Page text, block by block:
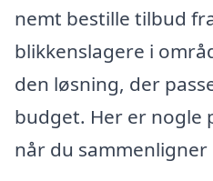
nemt bestille tilbud
blikkenslagere i
den løsning, der
budget. Her er nogle
når du sammenligner